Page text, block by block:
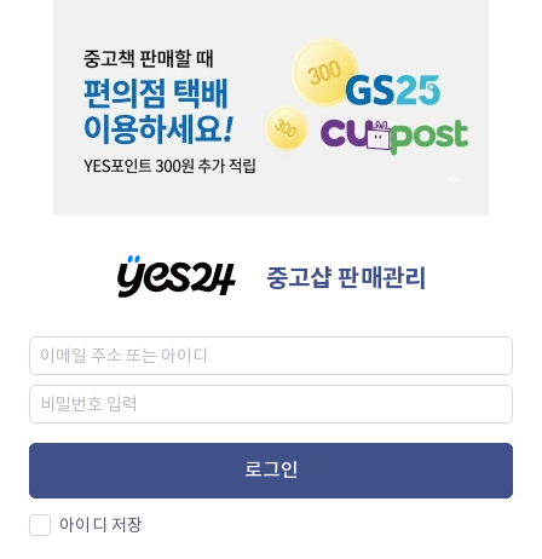
중고샵 판매관리
로그인
아이디 저장